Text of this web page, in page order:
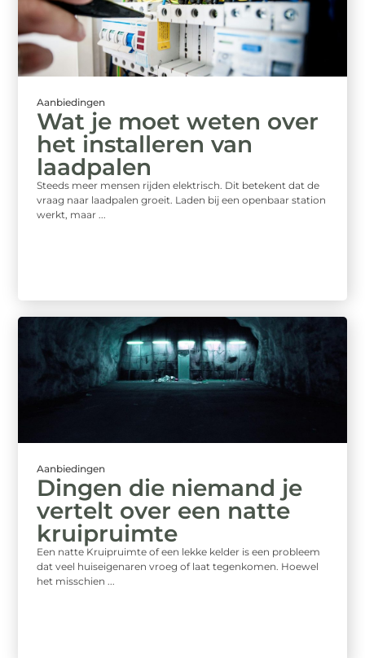
Aanbiedingen
Wat je moet weten over
het installeren van
laadpalen
Steeds meer mensen rijden elektrisch. Dit betekent dat de
vraag naar laadpalen groeit. Laden bij een openbaar station
werkt, maar ...
Aanbiedingen
Dingen die niemand je
vertelt over een natte
kruipruimte
Een natte Kruipruimte of een lekke kelder is een probleem
dat veel huiseigenaren vroeg of laat tegenkomen. Hoewel
het misschien ...